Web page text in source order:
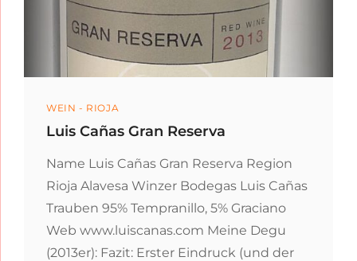
Categories
WEIN - RIOJA
Luis Cañas Gran Reserva
Name Luis Cañas Gran Reserva Region
Rioja Alavesa Winzer Bodegas Luis Cañas
Trauben 95% Tempranillo, 5% Graciano
Web www.luiscanas.com Meine Degu
(2013er): Fazit: Erster Eindruck (und der